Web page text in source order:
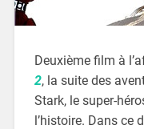
Deuxième film à
2, la suite des
Stark, le super-
l’histoire. Dans ce